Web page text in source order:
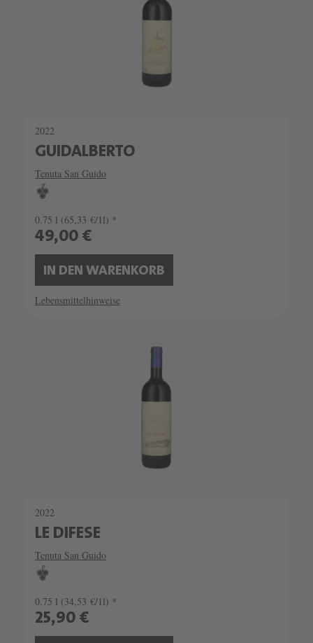
2022
GUIDALBERTO
Tenuta San Guido
0.75 l (65,33 €/1l) *
49,00 €
IN DEN WARENKORB
Lebensmittelhinweise
2022
LE DIFESE
Tenuta San Guido
0.75 l (34,53 €/1l) *
25,90 €